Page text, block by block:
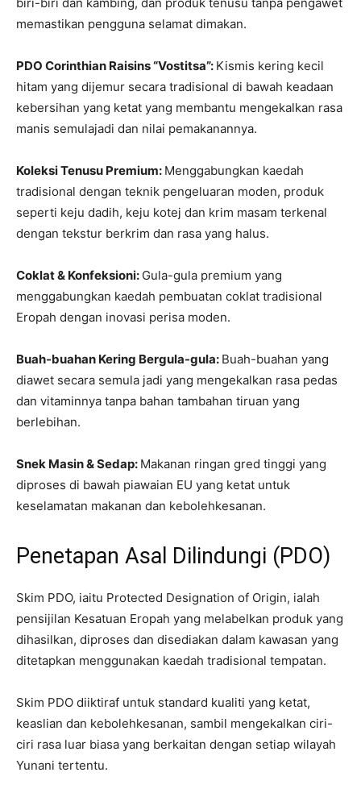
memastikan pengguna selamat dimakan.
PDO Corinthian Raisins “Vostitsa”: Kismis kering kecil
hitam yang dijemur secara tradisional di bawah keadaan
kebersihan yang ketat yang membantu mengekalkan rasa
manis semulajadi dan nilai pemakanannya.
Koleksi Tenusu Premium: Menggabungkan kaedah
tradisional dengan teknik pengeluaran moden, produk
seperti keju dadih, keju kotej dan krim masam terkenal
dengan tekstur berkrim dan rasa yang halus.
Coklat & Konfeksioni: Gula-gula premium yang
menggabungkan kaedah pembuatan coklat tradisional
Eropah dengan inovasi perisa moden.
Buah-buahan Kering Bergula-gula: Buah-buahan yang
diawet secara semula jadi yang mengekalkan rasa pedas
dan vitaminnya tanpa bahan tambahan tiruan yang
berlebihan.
Snek Masin & Sedap: Makanan ringan gred tinggi yang
diproses di bawah piawaian EU yang ketat untuk
keselamatan makanan dan kebolehkesanan.
Penetapan Asal Dilindungi (PDO)
Skim PDO, iaitu Protected Designation of Origin, ialah
pensijilan Kesatuan Eropah yang melabelkan produk yang
dihasilkan, diproses dan disediakan dalam kawasan yang
ditetapkan menggunakan kaedah tradisional tempatan.
Skim PDO diiktiraf untuk standard kualiti yang ketat,
keaslian dan kebolehkesanan, sambil mengekalkan ciri-
ciri rasa luar biasa yang berkaitan dengan setiap wilayah
Yunani tertentu.